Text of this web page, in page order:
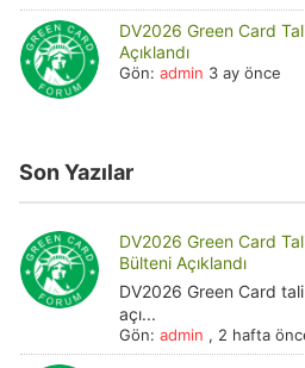
DV2026 Green Card
Açıklandı
Gön: admin 3 ay önce
Son Yazılar
DV2026 Green Card
Bülteni Açıklandı
DV2026 Green Card
açı...
Gön: admin , 2 hafta